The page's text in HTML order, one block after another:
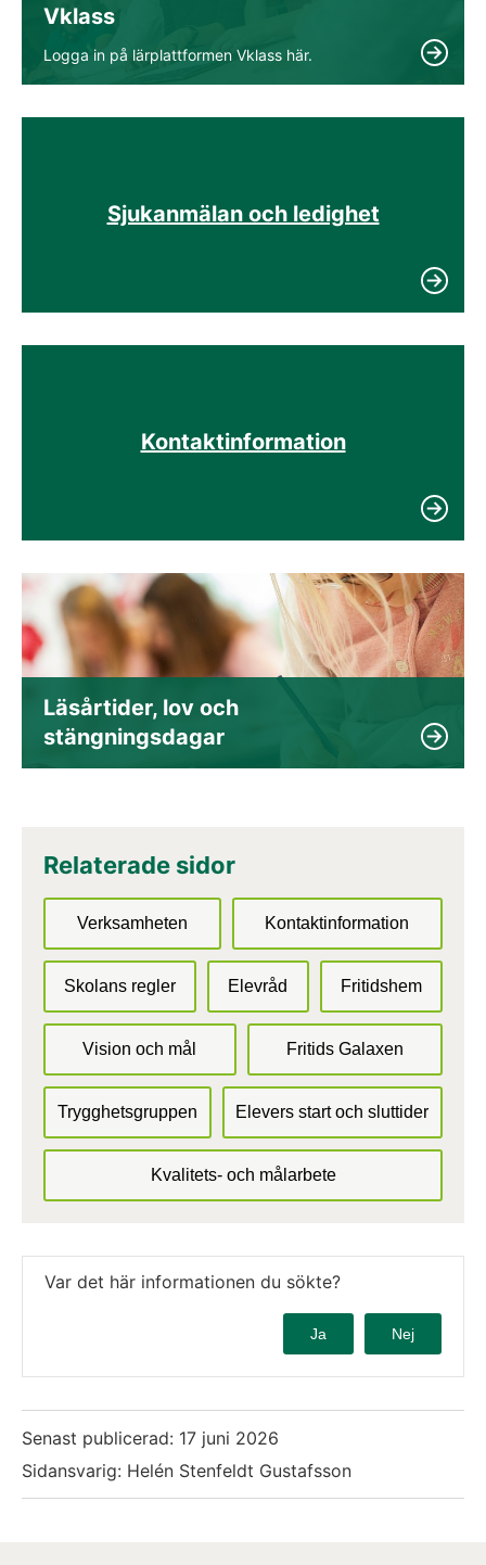
Vklass
Logga in på lärplattformen Vklass här.
Sjukanmälan och ledighet
Kontaktinformation
Läsårtider, lov och
stängningsdagar
Relaterade sidor
Verksamheten Kontaktinformation
Skolans regler Elevråd Fritidshem
Vision och mål Fritids Galaxen
Trygghetsgruppen Elevers start och sluttider
Kvalitets- och målarbete
Var det här informationen du sökte?
Ja Nej
Senast publicerad: 17 juni 2026
Sidansvarig: Helén Stenfeldt Gustafsson